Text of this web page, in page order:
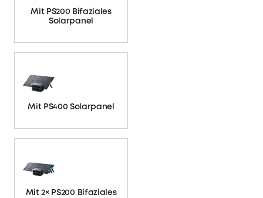
Mit PS200 Bifaziales
Solarpanel
Mit PS400 Solarpanel
Mit 2× PS200 Bifaziales